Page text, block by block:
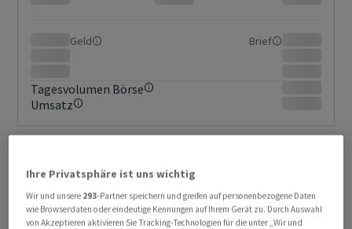
Geld Brief
Tagesvolumen Börse
Umsatz
Ihre Privatsphäre ist uns wichtig
Wir und unsere 293-Partner speichern und greifen auf personenbezogene Daten
wie Browserdaten oder eindeutige Kennungen auf Ihrem Gerät zu. Durch Auswahl
von Akzeptieren aktivieren Sie Tracking-Technologien für die unter „Wir und